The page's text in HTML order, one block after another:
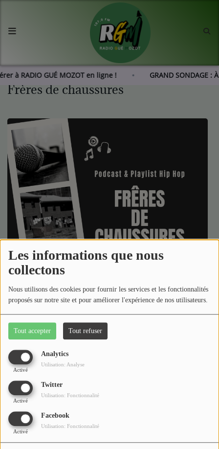
Les informations que nous
collectons
Nous utilisons des cookies pour fournir les services et les fonctionnalités
proposés sur notre site et pour améliorer l'expérience de nos utilisateurs.
Tout accepter Tout refuser
Analytics
Activé
Utilisation: Analyse
Twitter
Activé
Utilisation: Fonctionnalité
Facebook
Activé
Utilisation: Fonctionnalité
à RADIO GUÉ MOZOT en ligne ! GRAND SONDAGE
Agenda
Les actus de RGM
L'histoire de RGM
Radio
Emissions
Equipes
Médias
Podcasts
Photos
Participez
Dédicaces
Jeux Concours
Contact
Frères de chaussures
ANIMÉE PAR FATSHEW
Frêres de Chaussures, c’est avec un accent circonflexe
et c’est une émission de rap français : du mainstream à
l’underground, des classiques aux nouveautés, du local
à l’international, du rap, du rap et encore du rap!
FDC - s18 – e21
il y a 1 mois